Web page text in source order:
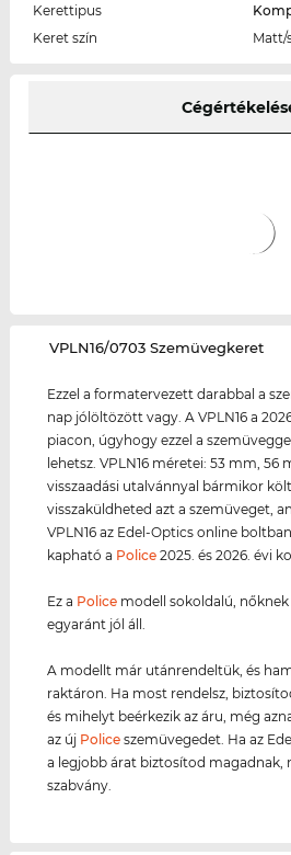
Kerettipus
Keret szín
Matt/
‌VPLN16/0703 Szemüvegkeret
Ezzel a formatervezett darabbal a
nap jólöltözött vagy. A VPLN16 a
piacon, úgyhogy ezzel a
lehetsz. VPLN16 méretei: 53 mm,
visszaadási utalvánnyal bármikor
visszaküldheted azt a szemüveget,
VPLN16 az Edel-Optics online
kapható a Police 2025. és 2026. évi
Ez a Police modell sokoldalú,
egyaránt jól áll.
A modellt már utánrendeltük, és
raktáron. Ha most rendelsz,
és mihelyt beérkezik az áru, még
az új Police szemüvegedet. Ha az
a legjobb árat biztosítod magadnak,
szabvány.